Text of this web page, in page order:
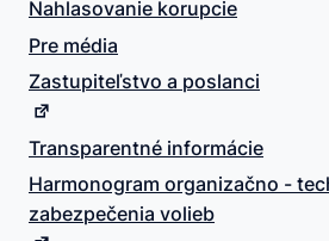
Nahlasovanie korupcie
Pre média
Zastupiteľstvo a poslanci
Transparentné informácie
Harmonogram organizačno -
zabezpečenia volieb